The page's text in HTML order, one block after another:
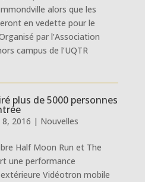
alors que les
en vedette pour le
par l’Association
campus de l’UQTR
plus de 5000 personnes
8, 2016 | Nouvelles
Half Moon Run et The
une performance
Vidéotron mobile